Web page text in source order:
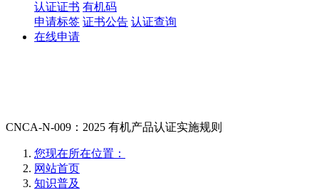
认证证书 有机码
申请标签 证书公告 认证查询
在线申请
CNCA-N-009：2025 有机产品认证实施规则
您现在所在位置：
网站首页
知识普及